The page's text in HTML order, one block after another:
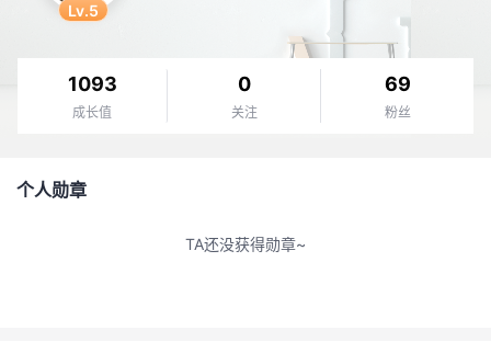
Lv.5
1093
成长值
0
关注
69
粉丝
个人勋章
TA还没获得勋章~